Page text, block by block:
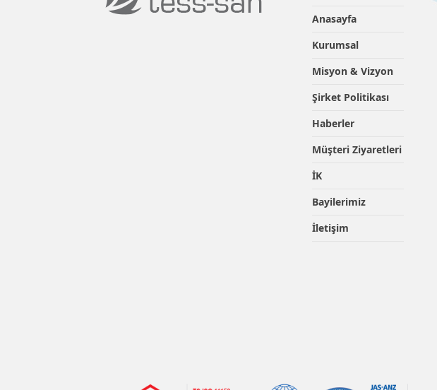
Anasayfa
Kurumsal
Misyon & Vizyon
Şirket Politikası
Haberler
Müşteri Ziyaretleri
İK
Bayilerimiz
İletişim